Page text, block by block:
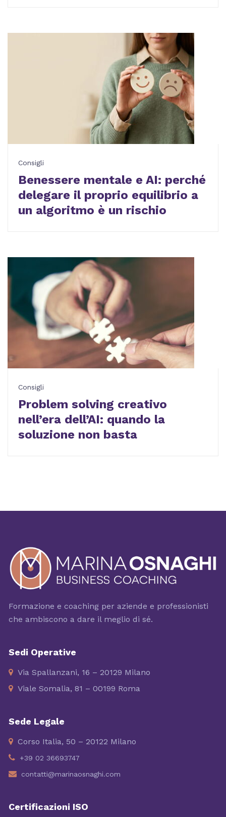
Consigli
Benessere mentale e AI: perché
delegare il proprio equilibrio a
un algoritmo è un rischio
Consigli
Problem solving creativo
nell’era dell’AI: quando la
soluzione non basta
Formazione e coaching per aziende e professionisti
che ambiscono a dare il meglio di sé.
Sedi Operative
Via Spallanzani, 16 – 20129 Milano
Viale Somalia, 81 – 00199 Roma
Sede Legale
Corso Italia, 50 – 20122 Milano
+39 02 36693747
contatti@marinaosnaghi.com
Certificazioni ISO